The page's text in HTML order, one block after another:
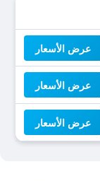
عرض الأسعار
عرض الأسعار
عرض الأسعار